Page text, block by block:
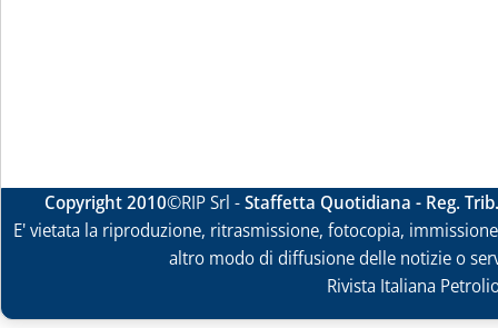
Copyright 2010©RIP Srl -Staffetta Quotidiana - Reg.
E' vietata la riproduzione, ritrasmissione, fotocopia,
altro modo di diffusione delle notizie o
Rivista Italiana